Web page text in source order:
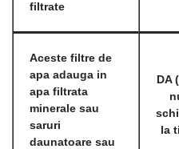
filtrate
Aceste filtre de
apa adauga in
apa filtrata
minerale sau
saruri
daunatoare sau
DA
la